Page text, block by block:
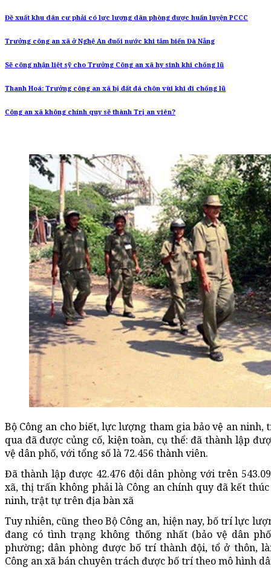
Đề xuất khu dân cư phải có lực lượng dân phòng được huấn luyện PCCC
Trưởng công an xã ở Nghệ An đuối nước khi tắm biển Đà Nẵng
Sẽ công nhận liệt sỹ cho Trưởng Công an xã hy sinh khi chống lũ
Thanh Hoá: Trưởng công an xã bị đất đá chôn vùi khi đi chống lũ
Công an xã không chính quy sẽ thành Trị an viên?
Bộ Công an cho biết, lực lượng tham gia bảo vệ an
qua đã được củng cố, kiện toàn, cụ thể: đã thành lập
vệ dân phố, với tổng số là 72.456 thành viên.
Đã thành lập được 42.476 đội dân phòng với trên
xã, thị trấn không phải là Công an chính quy đã kết
ninh, trật tự trên địa bàn xã
Tuy nhiên, cũng theo Bộ Công an, hiện nay, bố trí lực
đang có tình trạng không thống nhất (bảo vệ dân
phường; dân phòng được bố trí thành đội, tổ ở thôn,
Công an xã bán chuyên trách được bố trí theo mô hình